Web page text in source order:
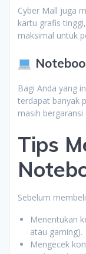
Cyber Mall juga
kartu grafis
maksimal untuk
Bagi Anda yang
terdapat banyak
masih
Tips
Sebelum
Menentukan
atau gaming).
Mengecek